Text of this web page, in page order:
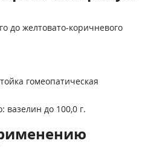
до желтовато-коричневого
гомеопатическая
вазелин до 100,0 г.